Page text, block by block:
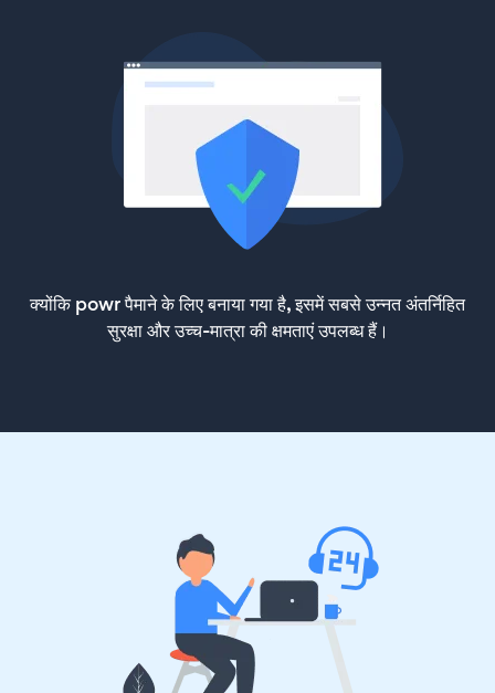
क्योंकि powr पैमाने के लिए बनाया गया है, इसमें सबसे उन्नत अंतर्निहित
सुरक्षा और उच्च-मात्रा की क्षमताएं उपलब्ध हैं।